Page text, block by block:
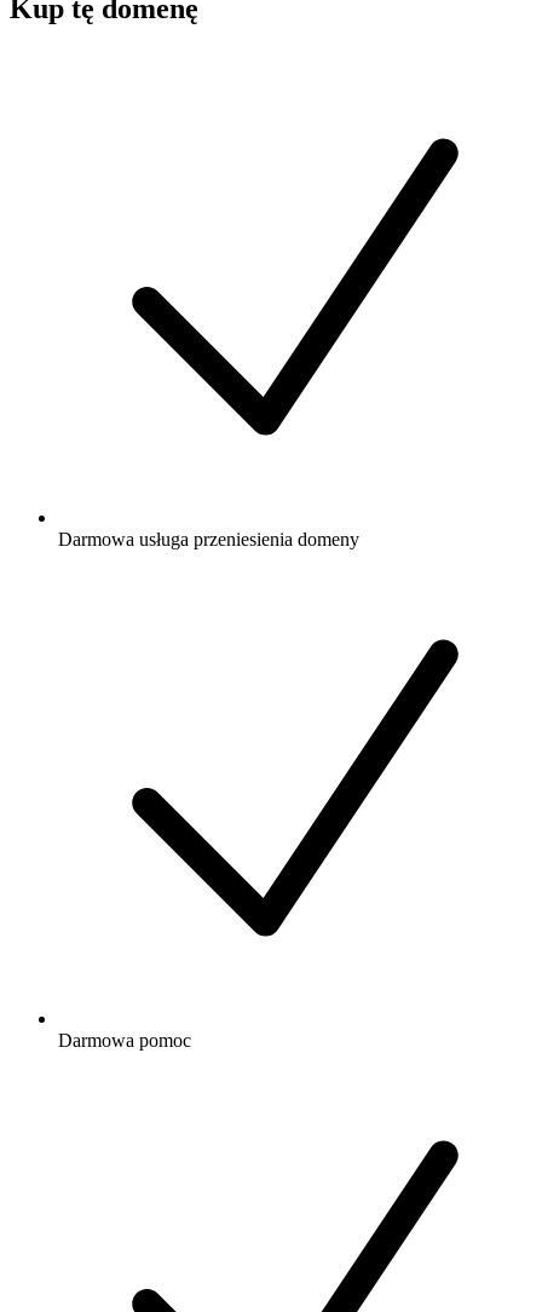
Kup tę domenę
Darmowa usługa przeniesienia domeny
Darmowa pomoc